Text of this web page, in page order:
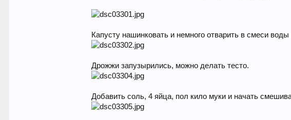
Капусту нашинковать и немного отварить в смеси
Дрожжи запузырились, можно делать тесто.
Добавить соль, 4 яйца, пол кило муки и начать